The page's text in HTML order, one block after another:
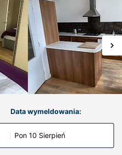
Data wymeldowania:
Pon 10 Sierpień